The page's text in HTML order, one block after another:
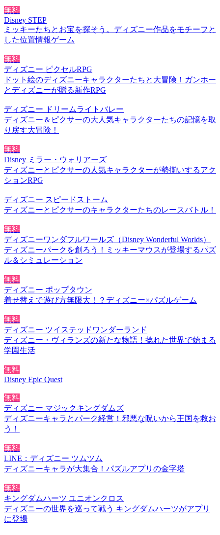
無料
Disney STEP
ミッキーたちとお宝を探そう。ディズニー作品をモチーフと
した位置情報ゲーム
無料
ディズニー ピクセルRPG
ドット絵のディズニーキャラクターたちと大冒険！ガンホー
とディズニーが贈る新作RPG
ディズニー ドリームライトバレー
ディズニー＆ピクサーの大人気キャラクターたちの記憶を取
り戻す大冒険！
無料
Disney ミラー・ウォリアーズ
ディズニーとピクサーの人気キャラクターが勢揃いするアク
ションRPG
ディズニー スピードストーム
ディズニーとピクサーのキャラクターたちのレースバトル！
無料
ディズニーワンダフルワールズ（Disney Wonderful Worlds）
ディズニーパークを創ろう！ミッキーマウスが登場するパズ
ル＆シミュレーション
無料
ディズニー ポップタウン
着せ替えで遊び方無限大！？ディズニー×パズルゲーム
無料
ディズニー ツイステッドワンダーランド
ディズニー・ヴィランズの新たな物語！捻れた世界で始まる
学園生活
無料
Disney Epic Quest
無料
ディズニー マジックキングダムズ
ディズニーキャラとパーク経営！邪悪な呪いから王国を救お
う！
無料
LINE：ディズニー ツムツム
ディズニーキャラが大集合！パズルアプリの金字塔
無料
キングダムハーツ ユニオンクロス
ディズニーの世界を巡って戦う キングダムハーツがアプリ
に登場